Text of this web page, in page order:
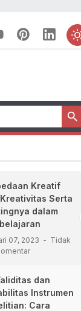
Kreatif
Serta
dalam
07, 2023
Tidak
dan
Instrumen
Cara